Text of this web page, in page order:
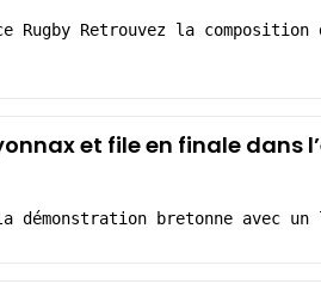
Rugby Retrouvez la
et file en finale dans
démonstration bretonne avec